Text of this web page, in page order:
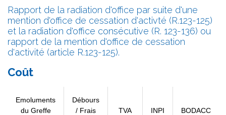
Rapport de la radiation d'office par suite d'une
mention d'office de cessation d'activté (R.123-125)
et la radiation d'office consécutive (R. 123-136) ou
rapport de la mention d'office de cessation
d'activité (article R.123-125).
Coût
Emoluments
du Greffe
Débours
/ Frais
TVA INPI BODACC